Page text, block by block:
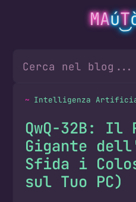
MAúT
Intelligenza
QwQ-32B: Il
Gigante
Sfida i
sul Tuo PC)